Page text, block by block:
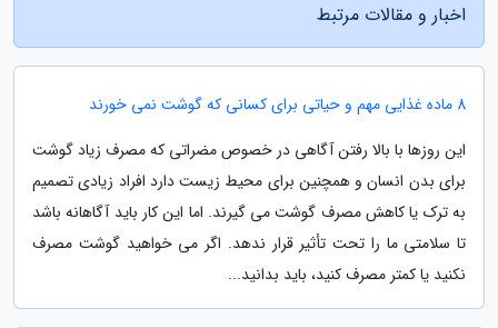
اخبار و مقالات مرتبط
8 ماده غذایی مهم و حیاتی برای کسانی که گوشت نمی خورند
این روزها با بالا رفتن آگاهی در خصوص مضراتی که مصرف زیاد گوشت
برای بدن انسان و همچنین برای محیط زیست دارد افراد زیادی تصمیم
به ترک یا کاهش مصرف گوشت می گیرند. اما این کار باید آگاهانه باشد
تا سلامتی ما را تحت تأثیر قرار ندهد. اگر می خواهید گوشت مصرف
نکنید یا کمتر مصرف کنید، باید بدانید...